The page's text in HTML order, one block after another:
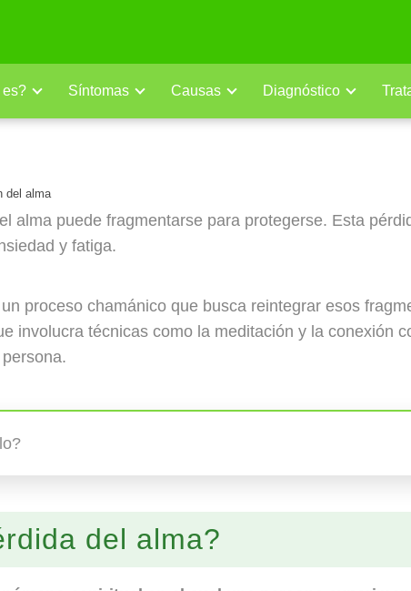
es? Síntomas Causas Diagnóstico
del alma
alma puede fragmentarse para protegerse. Esta
y fatiga.
proceso chamánico que busca reintegrar esos
involucra técnicas como la meditación y la conexión
del alma?